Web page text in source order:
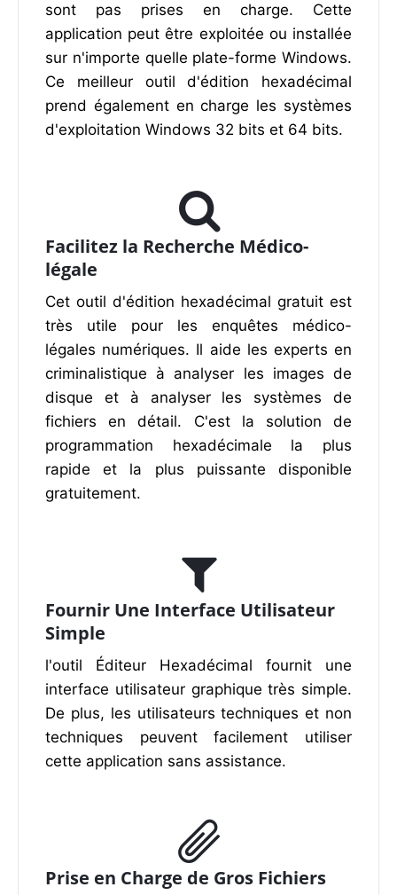
sont pas prises en charge. Cette
application peut être exploitée ou installée
sur n'importe quelle plate-forme Windows.
Ce meilleur outil d'édition hexadécimal
prend également en charge les systèmes
d'exploitation Windows 32 bits et 64 bits.
Facilitez la Recherche Médico-
légale
Cet outil d'édition hexadécimal gratuit est
très utile pour les enquêtes médico-
légales numériques. Il aide les experts en
criminalistique à analyser les images de
disque et à analyser les systèmes de
fichiers en détail. C'est la solution de
programmation hexadécimale la plus
rapide et la plus puissante disponible
gratuitement.
Fournir Une Interface Utilisateur
Simple
l'outil Éditeur Hexadécimal fournit une
interface utilisateur graphique très simple.
De plus, les utilisateurs techniques et non
techniques peuvent facilement utiliser
cette application sans assistance.
Prise en Charge de Gros Fichiers